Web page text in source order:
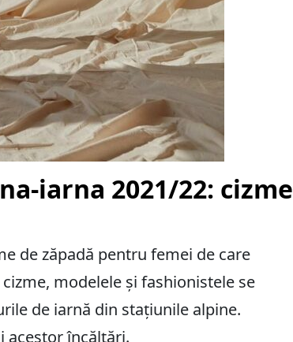
iarna 2021/22: cizme
de zăpadă pentru femei de care
modelele și fashionistele se
de iarnă din stațiunile alpine.
acestor încălțări.